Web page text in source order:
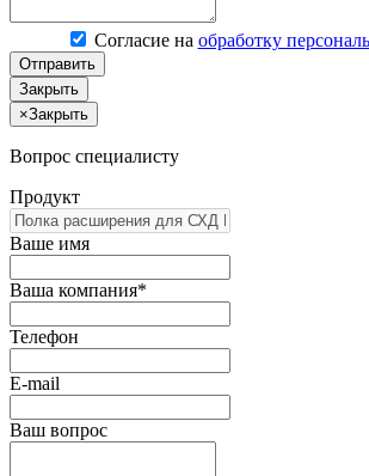
Согласие на обработку
Отправить
Закрыть
×Закрыть
Вопрос специалисту
Продукт
Ваше имя
Ваша компания*
Телефон
E-mail
Ваш вопрос